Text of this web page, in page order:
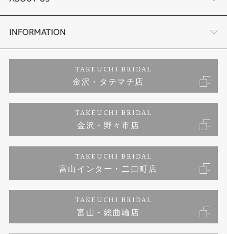
セットリング
婚約ネックレス
ダイヤモンド
ジュエリーリフォーム
お客様の声
プロポーズサポート
ブランドリスト
福井指輪工房｜手作りペアリング
福井指輪工房｜手作り結婚指輪 and 婚約指輪
福井工房｜手作り婚約指輪プロポーズプラン
会社概要
お客様の声
INFORMATION
プライバシーポリシー
TAKEUCHI BRIDAL
金沢・タテマチ店
TAKEUCHI BRIDAL
金沢・野々市店
TAKEUCHI BRIDAL
富山インター・二口町店
TAKEUCHI BRIDAL
富山・総曲輪店